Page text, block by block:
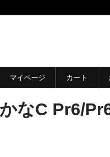
マイページ カート
なC Pr6/